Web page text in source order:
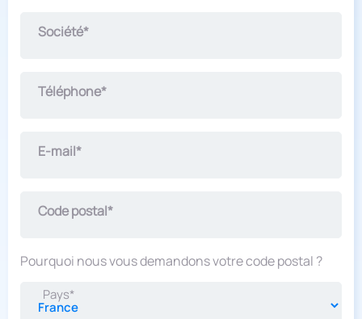
Société*
Téléphone*
E-mail*
Code postal*
Pourquoi nous vous demandons votre code postal ?
Pays*